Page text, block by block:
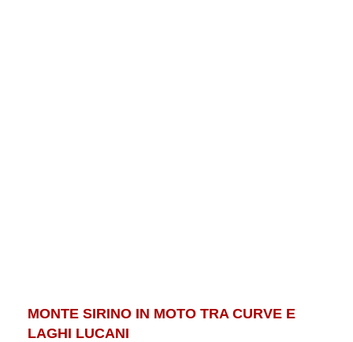
MONTE SIRINO IN MOTO TRA CURVE E
LAGHI LUCANI